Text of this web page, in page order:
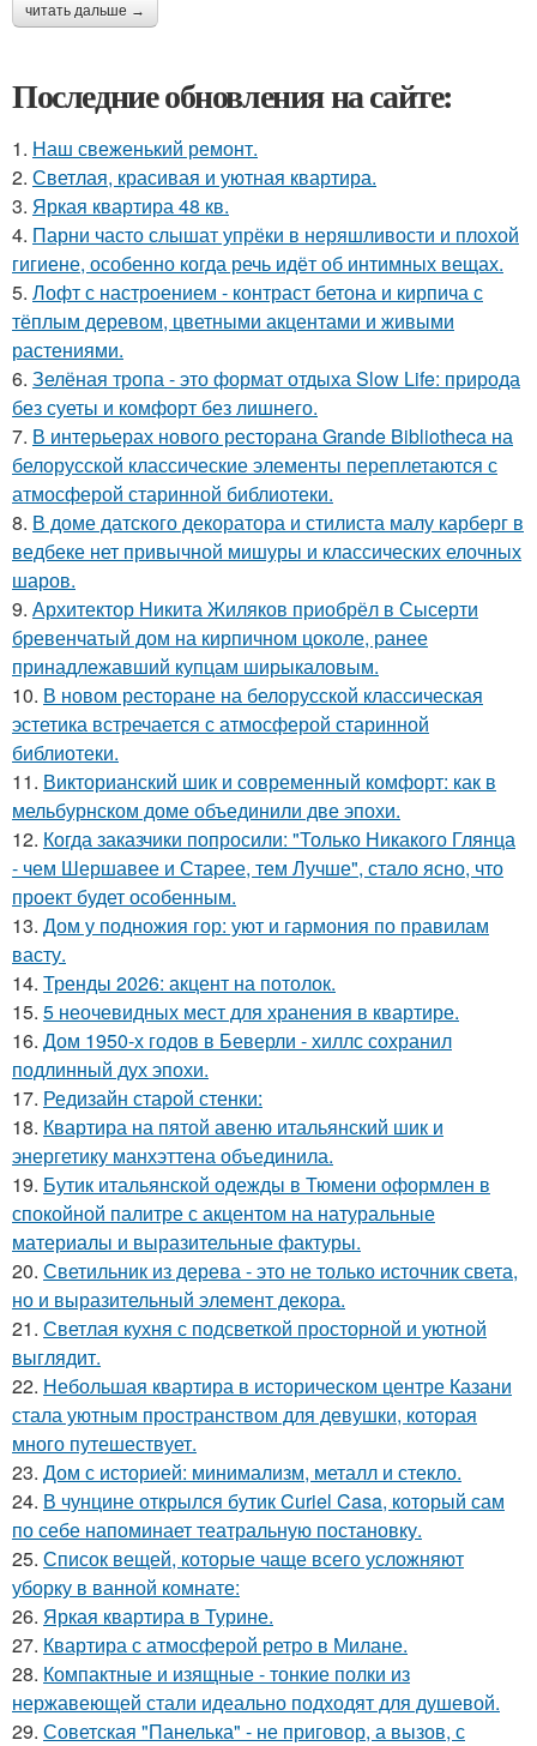
читать дальше →
Последние обновления на сайте:
1. Наш свеженький ремонт.
2. Светлая, красивая и уютная квартира.
3. Яркая квартира 48 кв.
4. Парни часто слышат упрёки в неряшливости и плохой
гигиене, особенно когда речь идёт об интимных вещах.
5. Лофт с настроением - контраст бетона и кирпича с
тёплым деревом, цветными акцентами и живыми
растениями.
6. Зелёная тропа - это формат отдыха Slow Life: природа
без суеты и комфорт без лишнего.
7. В интерьерах нового ресторана Grande Bibliotheca на
белорусской классические элементы переплетаются с
атмосферой старинной библиотеки.
8. В доме датского декоратора и стилиста малу карберг в
ведбеке нет привычной мишуры и классических елочных
шаров.
9. Архитектор Никита Жиляков приобрёл в Сысерти
бревенчатый дом на кирпичном цоколе, ранее
принадлежавший купцам ширыкаловым.
10. В новом ресторане на белорусской классическая
эстетика встречается с атмосферой старинной
библиотеки.
11. Викторианский шик и современный комфорт: как в
мельбурнском доме объединили две эпохи.
12. Когда заказчики попросили: "Только Никакого Глянца
- чем Шершавее и Старее, тем Лучше", стало ясно, что
проект будет особенным.
13. Дом у подножия гор: уют и гармония по правилам
васту.
14. Тренды 2026: акцент на потолок.
15. 5 неочевидных мест для хранения в квартире.
16. Дом 1950-х годов в Беверли - хиллс сохранил
подлинный дух эпохи.
17. Редизайн старой стенки:
18. Квартира на пятой авеню итальянский шик и
энергетику манхэттена объединила.
19. Бутик итальянской одежды в Тюмени оформлен в
спокойной палитре с акцентом на натуральные
материалы и выразительные фактуры.
20. Светильник из дерева - это не только источник света,
но и выразительный элемент декора.
21. Светлая кухня с подсветкой просторной и уютной
выглядит.
22. Небольшая квартира в историческом центре Казани
стала уютным пространством для девушки, которая
много путешествует.
23. Дом с историей: минимализм, металл и стекло.
24. В чунцине открылся бутик Curiel Casa, который сам
по себе напоминает театральную постановку.
25. Список вещей, которые чаще всего усложняют
уборку в ванной комнате:
26. Яркая квартира в Турине.
27. Квартира с атмосферой ретро в Милане.
28. Компактные и изящные - тонкие полки из
нержавеющей стали идеально подходят для душевой.
29. Советская "Панелька" - не приговор, а вызов, с